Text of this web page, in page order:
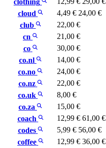
cloud
4,49 € 24,00 €
club
22,00 €
cn
21,00 €
co
30,00 €
co.nl
14,00 €
co.no
24,00 €
co.nz
22,00 €
co.uk
8,00 €
co.za
15,00 €
coach
12,99 € 61,00 €
codes
5,99 € 56,00 €
coffee
12,99 € 36,00 €